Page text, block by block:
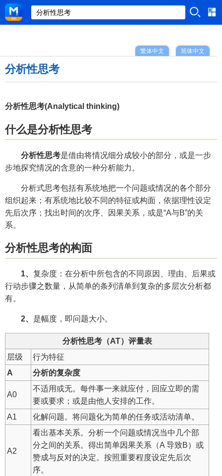
简体中文
繁体中文
分析性思考
分析性思考(Analytical thinking)
什么是分析性思考
分析性思考是借由将情况细分成较小的部分，或是一步
步地探究情况的含意的一种分析能力。
分析式思考包括有系统地把一个问题或情况的各个部分
组织起来；有系统地比较不同的特征或构面，依据理性设定
先后次序；找出时间的次序、因果关系，或是“A与B”的关
系。
分析性思考的构面
1、 复杂度：在分析中所包含的不同原因、理由、后果或
行动步骤之数量，从简单的条列清单到复杂的多层次分析都
有。
2、 是幅度，即问题大小。
分析性思考（AT）评量表
层级
行为特征
A
分析的复杂度
A0
不适用或无。每件事一来就应付，回应立即的需
要或要求；或是由他人安排的工作。
A1
化解问题。将问题化为简单的任务或活动清单。
A2
看出基本关系。分析一个问题或情况当中几个部
分之间的关系。得出简单因果关系（A 导致B）或
赞成与反对的决定。按照重要程度设定先后次
序。